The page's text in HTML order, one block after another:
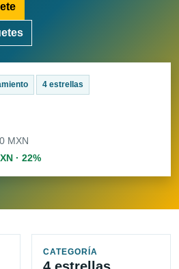
4 estrellas
MXN
· 22%
CATEGORÍA